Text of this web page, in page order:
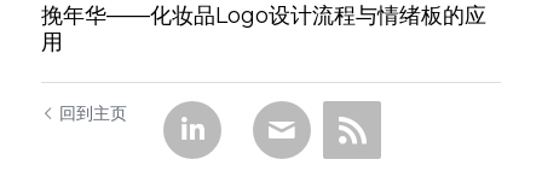
挽年华——化妆品Logo设计流程与情绪板的应
用
回到主页